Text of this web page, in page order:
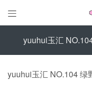

yuuhui玉汇
yuuhui玉汇 NO.104 绿